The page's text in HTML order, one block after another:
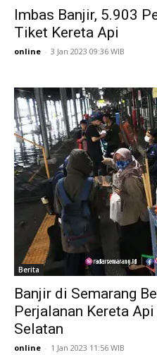
Imbas Banjir, 5.903
Tiket Kereta Api
online - 3 Jan 2023 09:36 WIB
Berita
Banjir di Semarang
Perjalanan Kereta
Selatan
online - 1 Jan 2023 11:56 WIB